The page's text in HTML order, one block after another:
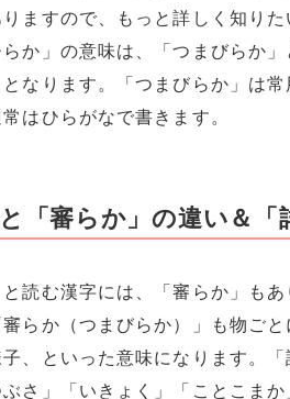
ますので、もっと詳しく知り
か」の意味は、「つまびらか
なります。「つまびらか」は
はひらがなで書きます。
と「審らか」の違い＆
と読む漢字には、「審らか」も
らか（つまびらか）」も物ご
、といった意味になります。
さ」「いきょく」「ことこま